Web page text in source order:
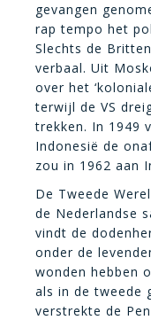
gevangen
rap tempo het
Slechts de
verbaal. Uit
over het
terwijl de VS
trekken. In 1949
Indonesië de
zou in 1962 aan
De Tweede
de Nederlandse
vindt de
onder de
wonden hebben
als in de tweede
verstrekte de